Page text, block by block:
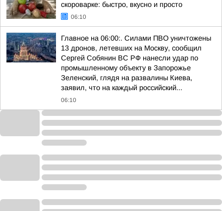
скороварке: быстро, вкусно и просто
06:10
Главное на 06:00:. Силами ПВО уничтожены
13 дронов, летевших на Москву, сообщил
Сергей Собянин ВС РФ нанесли удар по
промышленному объекту в Запорожье
Зеленский, глядя на развалины Киева,
заявил, что на каждый российский...
06:10